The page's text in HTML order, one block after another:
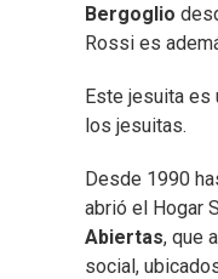
Bergoglio
Rossi es
Este jesuita es
los jesuitas.
Desde 1990
abrió el Hogar
Abiertas, que
social,